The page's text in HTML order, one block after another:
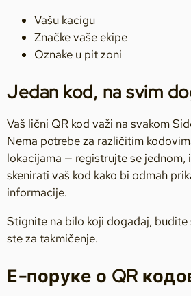
Vašu kacigu
Značke vaše ekipe
Oznake u pit zoni
Jedan kod, na svim
Vaš lični QR kod važi na svakom
Nema potrebe za različitim
lokacijama — registrujte se jednom,
skenirati vaš kod kako bi odmah
informacije.
Stignite na bilo koji događaj, budite
ste za takmičenje.
Е-поруке о QR